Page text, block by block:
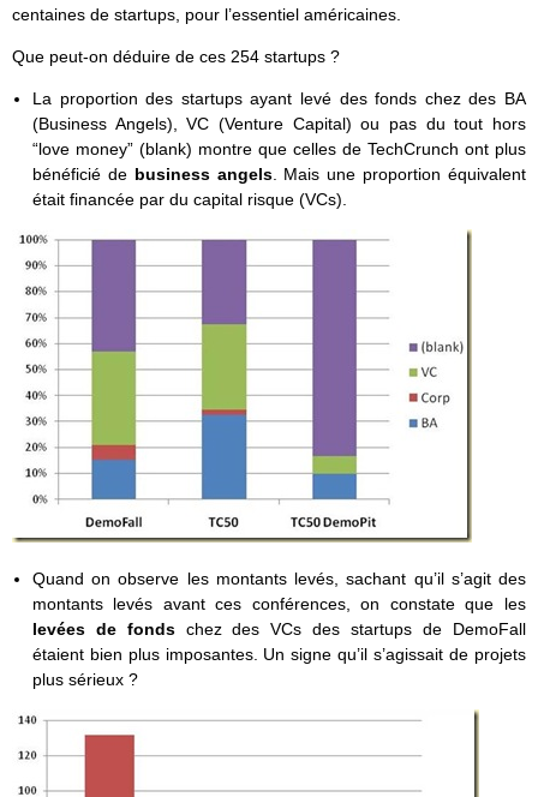
centaines de startups, pour l’essentiel américaines.
Que peut-on déduire de ces 254 startups ?
La proportion des startups ayant levé des fonds chez des BA
(Business Angels), VC (Venture Capital) ou pas du tout hors
“love money” (blank) montre que celles de TechCrunch ont plus
bénéficié de business angels. Mais une proportion équivalent
était financée par du capital risque (VCs).
Quand on observe les montants levés, sachant qu’il s’agit des
montants levés avant ces conférences, on constate que les
levées de fonds chez des VCs des startups de DemoFall
étaient bien plus imposantes. Un signe qu’il s’agissait de projets
plus sérieux ?